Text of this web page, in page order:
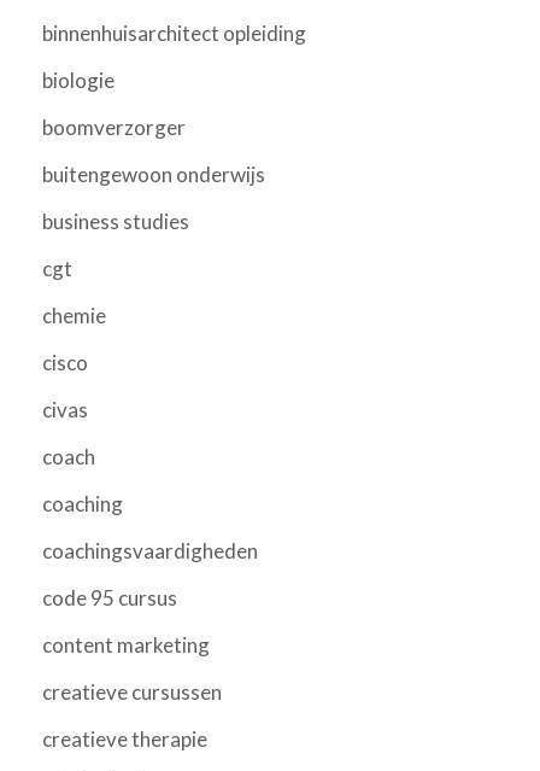
binnenhuisarchitect opleiding
biologie
boomverzorger
buitengewoon onderwijs
business studies
cgt
chemie
cisco
civas
coach
coaching
coachingsvaardigheden
code 95 cursus
content marketing
creatieve cursussen
creatieve therapie